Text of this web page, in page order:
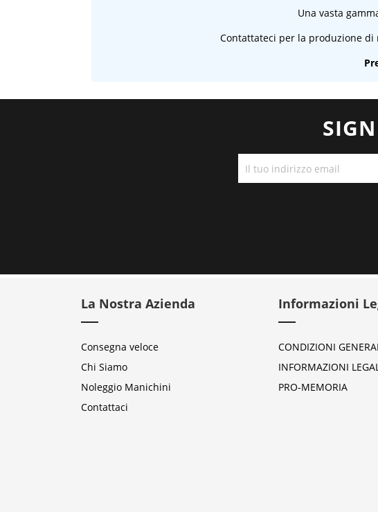
Una vasta
Contattateci per la produzione
La Nostra Azienda
Consegna veloce
Chi Siamo
Noleggio Manichini
Contattaci
Informazioni
CONDIZIONI
INFORMAZIONI
PRO-MEMORIA